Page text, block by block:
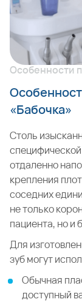
челюстную
Особенности
«Бабочка»
Столь
отдаленно
крепления
соседних
не только
пациента, но и
Для
зуб могут
Обычная
доступный